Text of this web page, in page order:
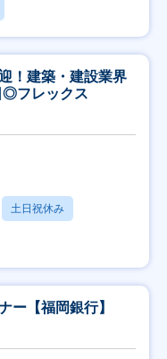
！建築・建設業界
◎フレックス
土日祝休み
ー【福岡銀行】